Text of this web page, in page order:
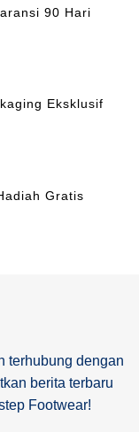
90 Hari
Eksklusif
Gratis
terhubung dengan
berita terbaru
Footwear!